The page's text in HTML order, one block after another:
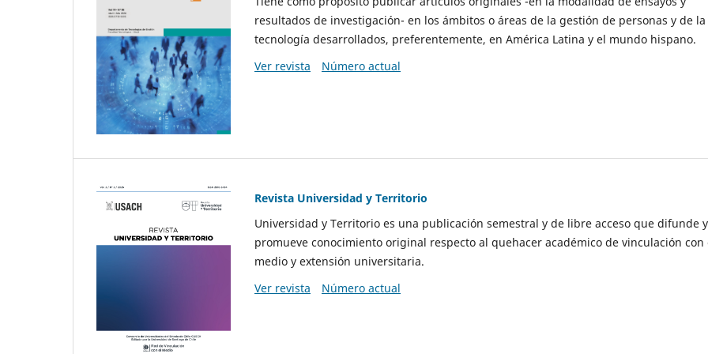
resultados de investigación- en los ámbitos o áreas de la gestión de personas y de la
tecnología desarrollados, preferentemente, en América Latina y el mundo hispano.
Ver revista
Número actual
Revista Universidad y Territorio
Universidad y Territorio es una publicación semestral y de libre acceso que difunde y
promueve conocimiento original respecto al quehacer académico de vinculación con
medio y extensión universitaria.
Ver revista
Número actual